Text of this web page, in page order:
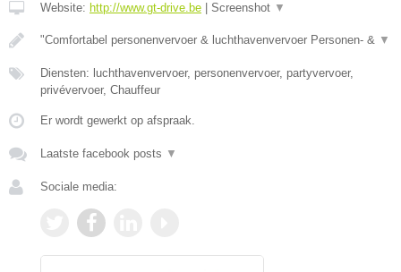
Website: http://www.gt-drive.be Screenshot ▼
"Comfortabel personenvervoer & luchthavenvervoer Personen- & ▼
Diensten: luchthavenvervoer, personenvervoer, partyvervoer,
privévervoer, Chauffeur
Er wordt gewerkt op afspraak.
Laatste facebook posts ▼
Sociale media: